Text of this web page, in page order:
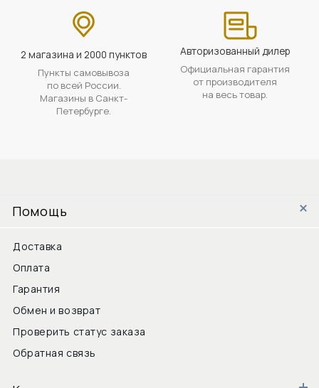
2 магазина и 2000 пунктов
Пункты самовывоза
по всей России.
Магазины в Санкт-
Петербурге.
Авторизованный дилер
Официальная гарантия
от производителя
на весь товар.
Помощь
Доставка
Оплата
Гарантия
Обмен и возврат
Проверить статус заказа
Обратная связь